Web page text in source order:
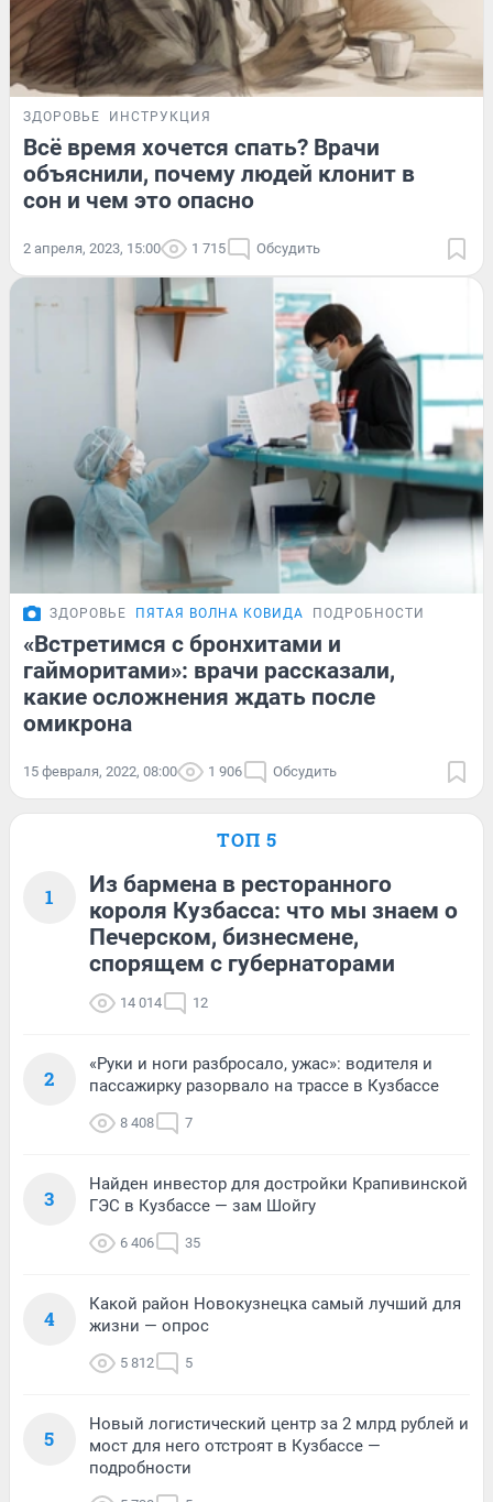
ЗДОРОВЬЕ ИНСТРУКЦИЯ
Всё время хочется спать? Врачи
объяснили, почему людей клонит в
сон и чем это опасно
2 апреля, 2023, 15:00 1 715 Обсудить
ЗДОРОВЬЕ ПЯТАЯ ВОЛНА КОВИДА ПОДРОБНОСТИ
«Встретимся с бронхитами и
гайморитами»: врачи рассказали,
какие осложнения ждать после
омикрона
15 февраля, 2022, 08:00 1 906 Обсудить
ТОП 5
1
Из бармена в ресторанного
короля Кузбасса: что мы знаем о
Печерском, бизнесмене,
спорящем с губернаторами
14 014 12
2
«Руки и ноги разбросало, ужас»: водителя и
пассажирку разорвало на трассе в Кузбассе
8 408 7
3
Найден инвестор для достройки Крапивинской
ГЭС в Кузбассе — зам Шойгу
6 406 35
4
Какой район Новокузнецка самый лучший для
жизни — опрос
5 812 5
5
Новый логистический центр за 2 млрд рублей и
мост для него отстроят в Кузбассе —
подробности